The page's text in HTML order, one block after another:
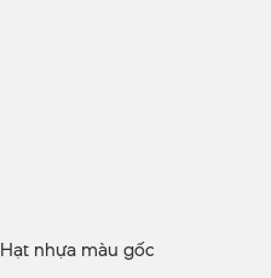
Hạt nhựa màu gốc